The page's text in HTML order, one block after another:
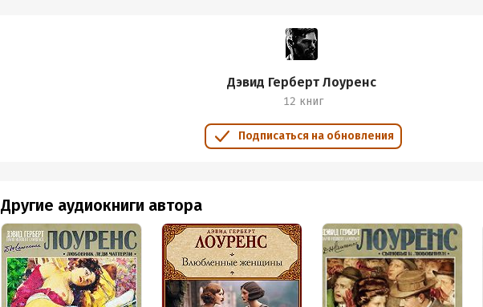
Дэвид Герберт Лоуренс
12 книг
Подписаться на обновления
Другие аудиокниги автора